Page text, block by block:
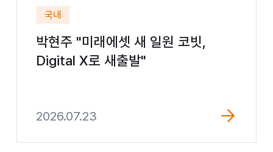
국내
박현주 "미래에셋 새 일원 코빗,
Digital X로 새출발"
2026.07.23